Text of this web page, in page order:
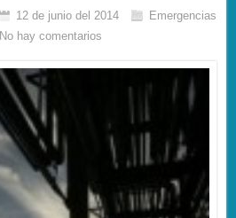
12 de junio del 2014
Emergencias
No hay comentarios